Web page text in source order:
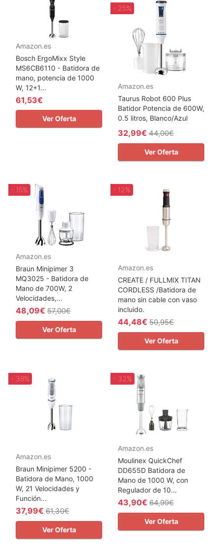
Amazon.es
Bosch ErgoMixx Style
MS6CB6110 - Batidora de
mano, potencia de 1000
W, 12+1...
61,53€
Ver Oferta
- 25%
Amazon.es
Taurus Robot 600 Plus
Batidor Potencia de 600W,
0.5 litros, Blanco/Azul
32,99€ 44,00€
Ver Oferta
- 15%
Amazon.es
Braun Minipimer 3
MQ3025 - Batidora de
Mano de 700W, 2
Velocidades,...
48,09€ 57,00€
Ver Oferta
- 12%
Amazon.es
CREATE / FULLMIX TITAN
CORDLESS /Batidora de
mano sin cable con vaso
incluido.
44,48€ 50,95€
Ver Oferta
- 38%
Amazon.es
Braun Minipimer 5200 -
Batidora de Mano, 1000
W, 21 Velocidades y
Función...
37,99€ 61,30€
Ver Oferta
- 32%
Amazon.es
Moulinex QuickChef
DD655D Batidora de
Mano de 1000 W, con
Regulador de 10...
43,90€ 64,99€
Ver Oferta